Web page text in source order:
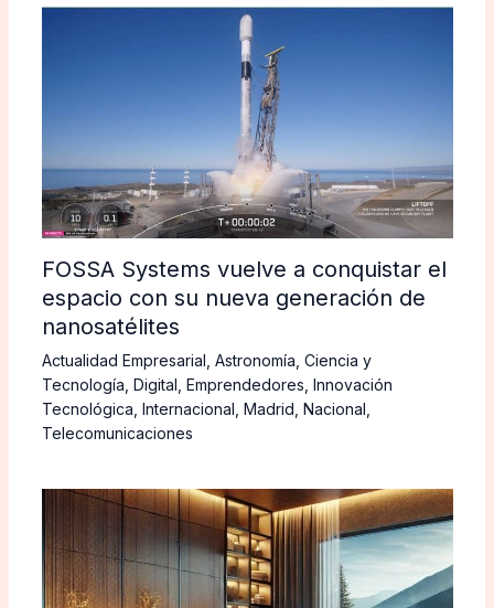
FOSSA Systems vuelve a conquistar el
espacio con su nueva generación de
nanosatélites
Actualidad Empresarial , Astronomía, Ciencia y
Tecnología, Digital , Emprendedores, Innovación
Tecnológica, Internacional , Madrid, Nacional ,
Telecomunicaciones